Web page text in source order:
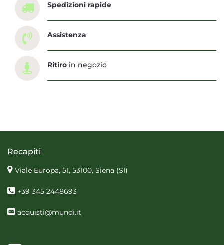
Spedizioni rapide
Assistenza
Ritiro in negozio
Recapiti
Viale Europa, 51, 53100, Siena (SI)
+39 345 2448693
acquisti@mundi.it